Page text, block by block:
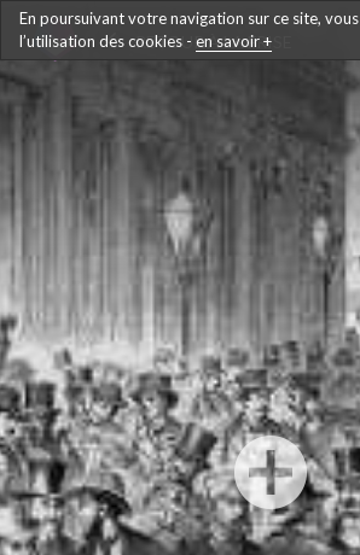
RETOUR À LA FRISE
En poursuivant votre navigation sur ce site,
l’utilisation des cookies - en savoir +